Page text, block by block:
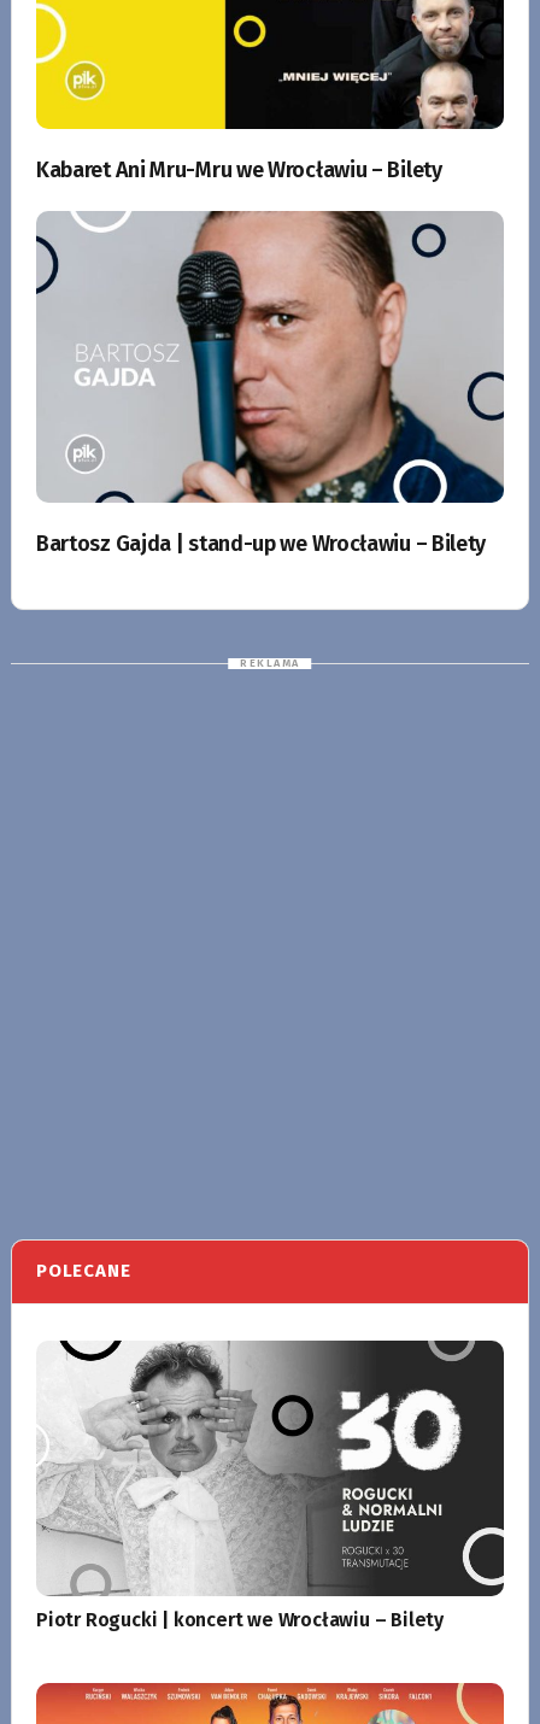
Kabaret Ani Mru-Mru we Wrocławiu – Bilety
Bartosz Gajda | stand-up we Wrocławiu – Bilety
POLECANE
Piotr Rogucki | koncert we Wrocławiu – Bilety